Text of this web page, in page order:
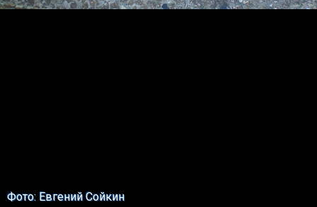
Фото: Евгений Сойкин